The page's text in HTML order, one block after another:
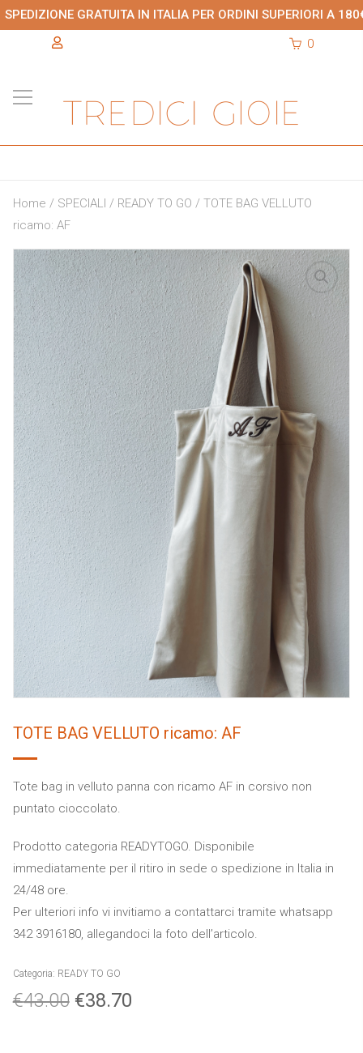
SPEDIZIONE GRATUITA IN ITALIA PER ORDINI SUPERIORI A
0
Home / SPECIALI / READY TO GO / TOTE BAG VELLUTO
ricamo: AF
TOTE BAG VELLUTO ricamo: AF
Tote bag in velluto panna con ricamo AF in corsivo non
puntato cioccolato.
Prodotto categoria READYTOGO. Disponibile
immediatamente per il ritiro in sede o spedizione in Italia in
24/48 ore.
Per ulteriori info vi invitiamo a contattarci tramite whatsapp
342 3916180, allegandoci la foto dell’articolo.
Categoria: READY TO GO
€43.00 €38.70